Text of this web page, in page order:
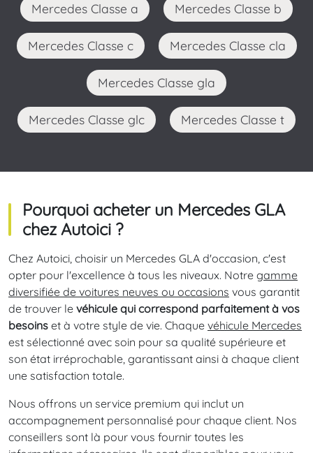
Mercedes Classe a Mercedes Classe b
Mercedes Classe c Mercedes Classe cla
Mercedes Classe gla
Mercedes Classe glc Mercedes Classe t
Pourquoi acheter un Mercedes GLA
chez Autoici ?
Chez Autoici, choisir un Mercedes GLA d'occasion, c'est
opter pour l'excellence à tous les niveaux. Notre gamme
diversifiée de voitures neuves ou occasions vous garantit
de trouver le véhicule qui correspond parfaitement à vos
besoins et à votre style de vie. Chaque véhicule Mercedes
est sélectionné avec soin pour sa qualité supérieure et
son état irréprochable, garantissant ainsi à chaque client
une satisfaction totale.
Nous offrons un service premium qui inclut un
accompagnement personnalisé pour chaque client. Nos
conseillers sont là pour vous fournir toutes les